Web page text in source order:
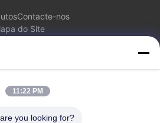
Contacte-nos
do Site
cidade de Zhotie, cidade
11:22 PM
you looking for?